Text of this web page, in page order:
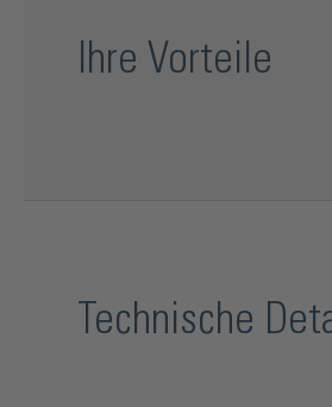
Ihre Vorteile
Technische